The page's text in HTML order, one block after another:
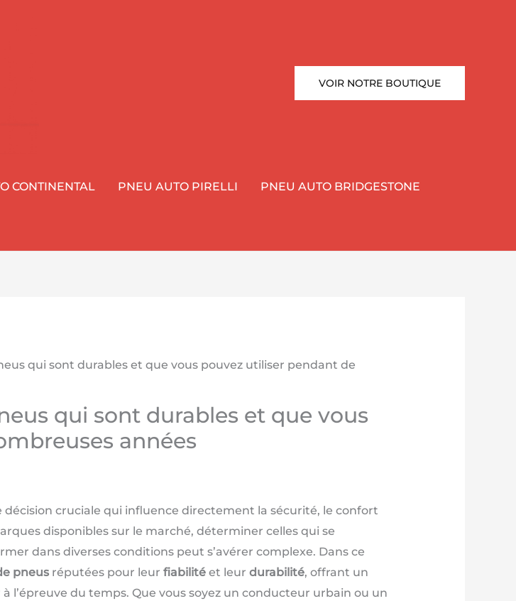
VOIR NOTRE BOUTIQUE
CONTINENTAL PNEU AUTO PIRELLI PNEU AUTO BRIDGESTONE
qui sont durables et que vous pouvez utiliser pendant de
qui sont durables et que vous
années
cruciale qui influence directement la sécurité, le confort
disponibles sur le marché, déterminer celles qui se
dans diverses conditions peut s’avérer complexe. Dans ce
pneusréputées pour leur fiabilitéet leur durabilité, offrant un
du temps. Que vous soyez un conducteur urbain ou un